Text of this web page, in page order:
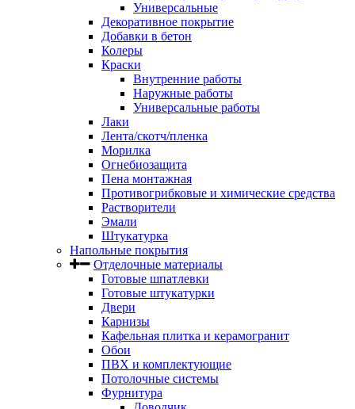
Универсальные
Декоративное покрытие
Добавки в бетон
Колеры
Краски
Внутренние работы
Наружные работы
Универсальные работы
Лаки
Лента/скотч/пленка
Морилка
Огнебиозащита
Пена монтажная
Противогрибковые и химические средства
Растворители
Эмали
Штукатурка
Напольные покрытия
Отделочные материалы
Готовые шпатлевки
Готовые штукатурки
Двери
Карнизы
Кафельная плитка и керамогранит
Обои
ПВХ и комплектующие
Потолочные системы
Фурнитура